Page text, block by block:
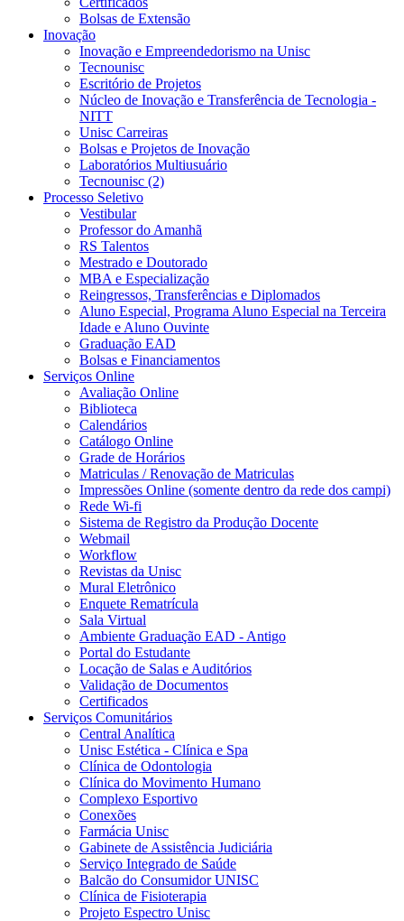
Bolsas de Extensão
Inovação
Inovação e Empreendedorismo na Unisc
Tecnounisc
Escritório de Projetos
Núcleo de Inovação e Transferência de Tecnologia -
NITT
Unisc Carreiras
Bolsas e Projetos de Inovação
Laboratórios Multiusuário
Tecnounisc (2)
Processo Seletivo
Vestibular
Professor do Amanhã
RS Talentos
Mestrado e Doutorado
MBA e Especialização
Reingressos, Transferências e Diplomados
Aluno Especial, Programa Aluno Especial na Terceira
Idade e Aluno Ouvinte
Graduação EAD
Bolsas e Financiamentos
Serviços Online
Avaliação Online
Biblioteca
Calendários
Catálogo Online
Grade de Horários
Matriculas / Renovação de Matriculas
Impressões Online (somente dentro da rede dos campi)
Rede Wi-fi
Sistema de Registro da Produção Docente
Webmail
Workflow
Revistas da Unisc
Mural Eletrônico
Enquete Rematrícula
Sala Virtual
Ambiente Graduação EAD - Antigo
Portal do Estudante
Locação de Salas e Auditórios
Validação de Documentos
Certificados
Serviços Comunitários
Central Analítica
Unisc Estética - Clínica e Spa
Clínica de Odontologia
Clínica do Movimento Humano
Complexo Esportivo
Conexões
Farmácia Unisc
Gabinete de Assistência Judiciária
Serviço Integrado de Saúde
Balcão do Consumidor UNISC
Clínica de Fisioterapia
Projeto Espectro Unisc